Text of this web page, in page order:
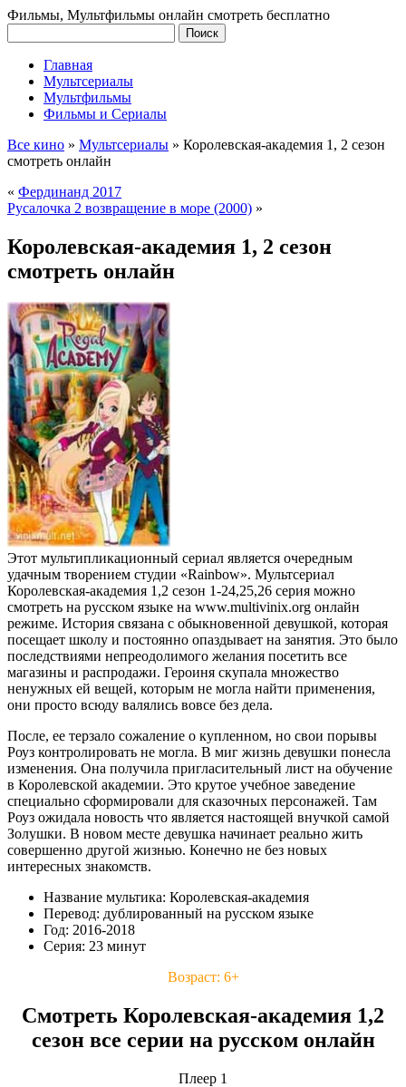
Фильмы, Мультфильмы онлайн смотреть бесплатно
Главная
Мультсериалы
Мультфильмы
Фильмы и Сериалы
Все кино » Мультсериалы » Королевская-академия 1, 2 сезон
смотреть онлайн
« Фердинанд 2017
Русалочка 2 возвращение в море (2000) »
Королевская-академия 1, 2 сезон
смотреть онлайн
Этот мультипликационный сериал является очередным
удачным творением студии «Rainbow». Мультсериал
Королевская-академия 1,2 сезон 1-24,25,26 серия можно
смотреть на русском языке на www.multivinix.org онлайн
режиме. История связана с обыкновенной девушкой, которая
посещает школу и постоянно опаздывает на занятия. Это было
последствиями непреодолимого желания посетить все
магазины и распродажи. Героиня скупала множество
ненужных ей вещей, которым не могла найти применения,
они просто всюду валялись вовсе без дела.
После, ее терзало сожаление о купленном, но свои порывы
Роуз контролировать не могла. В миг жизнь девушки понесла
изменения. Она получила пригласительный лист на обучение
в Королевской академии. Это крутое учебное заведение
специально сформировали для сказочных персонажей. Там
Роуз ожидала новость что является настоящей внучкой самой
Золушки. В новом месте девушка начинает реально жить
совершенно другой жизнью. Конечно не без новых
интересных знакомств.
Название мультика: Королевская-академия
Перевод: дублированный на русском языке
Год: 2016-2018
Серия: 23 минут
Возраст: 6+
Смотреть Королевская-академия 1,2
сезон все серии на русском онлайн
Плеер 1